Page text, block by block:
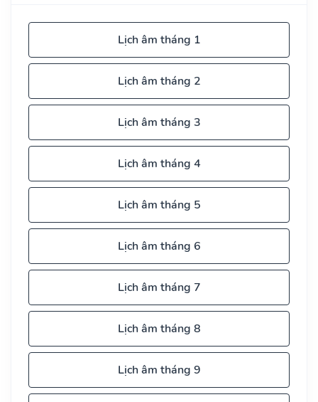
Lịch âm tháng 1
Lịch âm tháng 2
Lịch âm tháng 3
Lịch âm tháng 4
Lịch âm tháng 5
Lịch âm tháng 6
Lịch âm tháng 7
Lịch âm tháng 8
Lịch âm tháng 9